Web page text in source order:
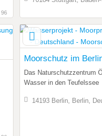
96
Moorschutz im
Das Naturschutzzentrum
Wasser in den Teufelssee
14193 Berlin, Berlin,